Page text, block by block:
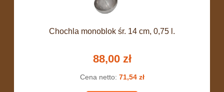
Chochla monoblok śr. 14 cm, 0,75 l.
88,00 zł
Cena netto: 71,54 zł